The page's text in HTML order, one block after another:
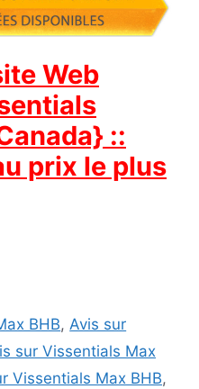
Web
::
prix le plus
BHB,Avis sur
sur Vissentials Max
Vissentials Max BHB,